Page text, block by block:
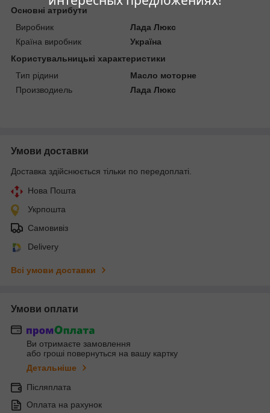
Основні атрибути
Виробник
Лада Люкс
Країна виробник
Україна
Користувальницькі характеристики
Тип рідини
Масло моторне
Производиель
Лада Люкс
Умови доставки
Доставка здійснюється тільки по передоплаті.
Нова Пошта
Укрпошта
Самовивіз
Delivery
Всі умови доставки
Умови оплати
Ви отримаєте замовлення
або гроші повернуться на вашу картку
Детальніше
Післяплата
Оплата на рахунок